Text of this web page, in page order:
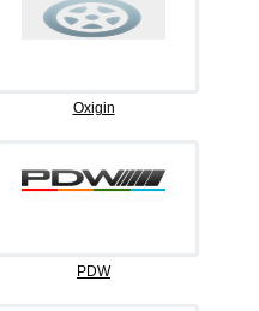
Oxigin
PDW